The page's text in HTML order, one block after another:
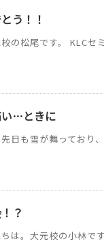
う！！
の松尾です。 KLC
い…ときに
日も雪が舞っており
？
は。大元校の小林で